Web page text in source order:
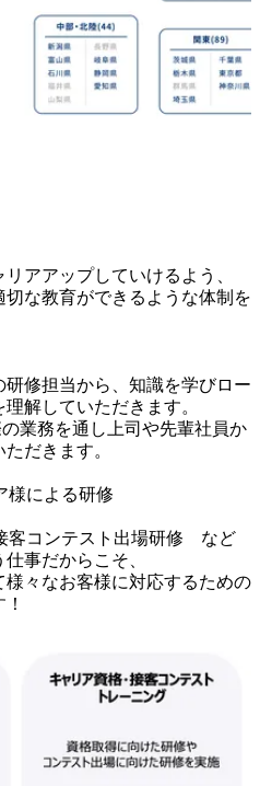
アアップしていけるよう、
な教育ができるような体制を
修担当から、知識を学びロー
解していただきます。
業務を通し上司や先輩社員か
だきます。
による研修
コンテスト出場研修　など
事だからこそ、
々なお客様に対応するための